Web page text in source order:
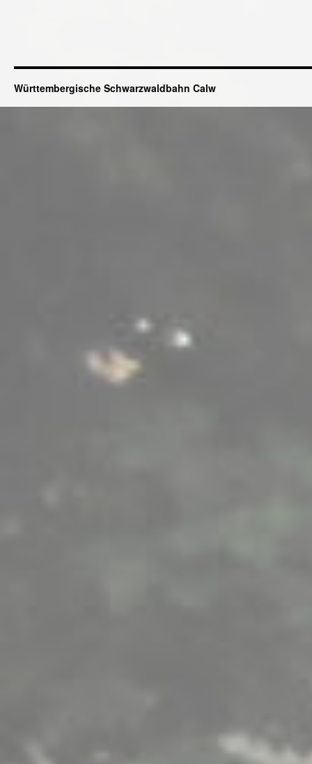
Württembergische Schwarzwaldbahn Calw